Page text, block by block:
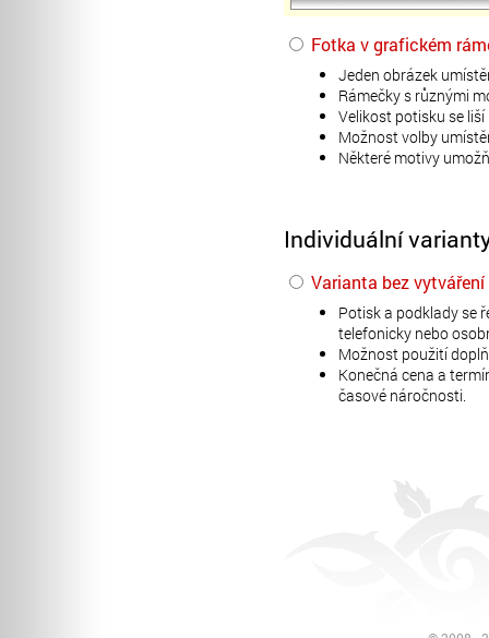
Fotka v grafickém
Jeden obrázek
Rámečky s různými
Velikost potisku se
Možnost volby
Některé motivy
Individuální
Varianta bez
Potisk a podklady se
telefonicky nebo
Možnost použití
Konečná cena a
časové náročnosti.